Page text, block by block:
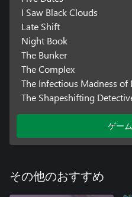
I Saw Black Clouds
Late Shift
Night Book
The Bunker
The Complex
The Infectious Madness of
The Shapeshifting
ゲー
その他のおすすめ